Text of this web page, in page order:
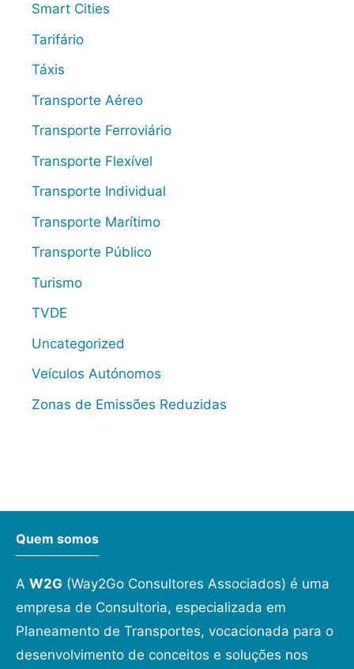
Smart Cities
Tarifário
Táxis
Transporte Aéreo
Transporte Ferroviário
Transporte Flexível
Transporte Individual
Transporte Marítimo
Transporte Público
Turismo
TVDE
Uncategorized
Veículos Autónomos
Zonas de Emissões Reduzidas
Quem somos
A W2G (Way2Go Consultores Associados) é uma
empresa de Consultoria, especializada em
Planeamento de Transportes, vocacionada para o
desenvolvimento de conceitos e soluções nos